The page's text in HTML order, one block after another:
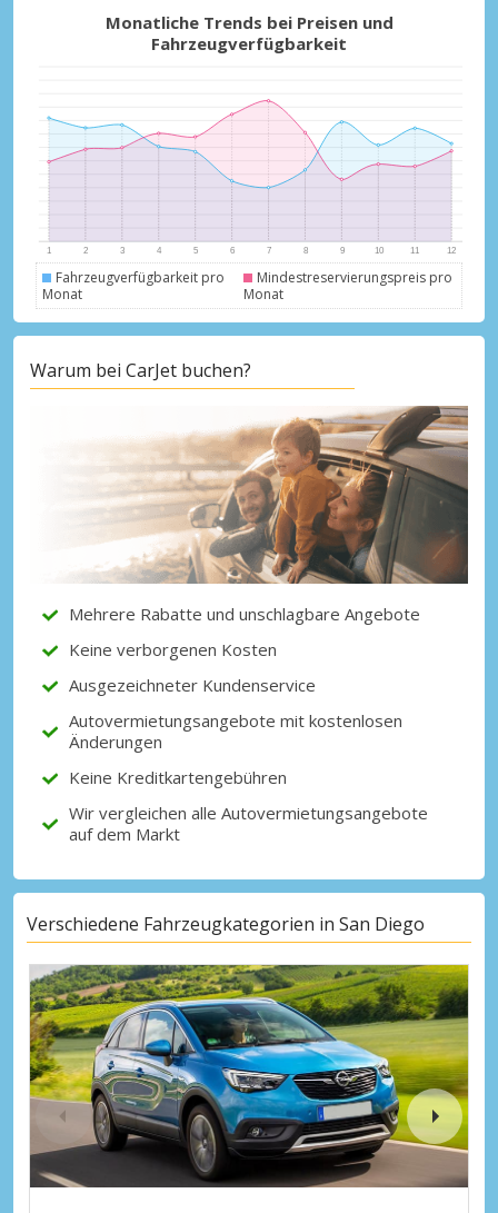
Top-Ersparnisses
Erhalten Sie Zugang zu exklusiven
Partnerangeboten
Mit eLink anmelden
Monatliche Trends bei Preisen und
Fahrzeugverfügbarkeit
Fahrzeugverfügbarkeit pro
Monat
Mindestreservierungspreis pro
Monat
Warum bei CarJet buchen?
Mehrere Rabatte und unschlagbare Angebote
Keine verborgenen Kosten
Ausgezeichneter Kundenservice
Autovermietungsangebote mit kostenlosen
Änderungen
Keine Kreditkartengebühren
Wir vergleichen alle Autovermietungsangebote
auf dem Markt
Verschiedene Fahrzeugkategorien in San Diego